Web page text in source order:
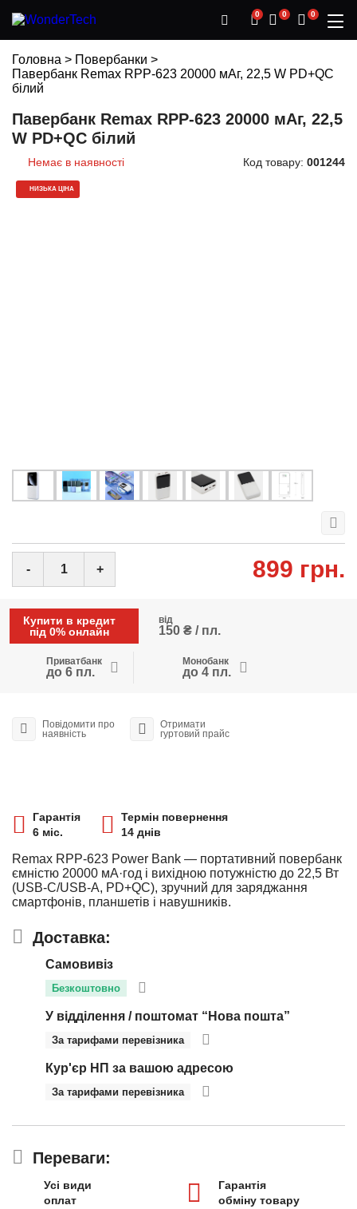
0 0 0
Головна > Повербанки >
Павербанк Remax RPP-623 20000 мАг, 22,5 W PD+QC
білий
Павербанк Remax RPP-623 20000 мАг, 22,5
W PD+QC білий
Немає в наявності Код товару: 001244
НИЗЬКА ЦІНА
899 грн.
- +
Купити в кредит
під 0% онлайн
від
150 ₴ / пл.
Приватбанк
до 6 пл.
Монобанк
до 4 пл.
Повідомити про
наявність
Отримати
гуртовий прайс
Гарантія
6 міс.
Термін повернення
14 днів
Remax RPP‑623 Power Bank — портативний повербанк
ємністю 20000 мА·год і вихідною потужністю до 22,5 Вт
(USB-C/USB-A, PD+QC), зручний для заряджання
смартфонів, планшетів і навушників.
Доставка:
Самовивіз
Безкоштовно
У відділення / поштомат “Нова пошта”
За тарифами перевізника
Кур'єр НП за вашою адресою
За тарифами перевізника
Переваги:
Усі види
оплат
Гарантія
обміну товару